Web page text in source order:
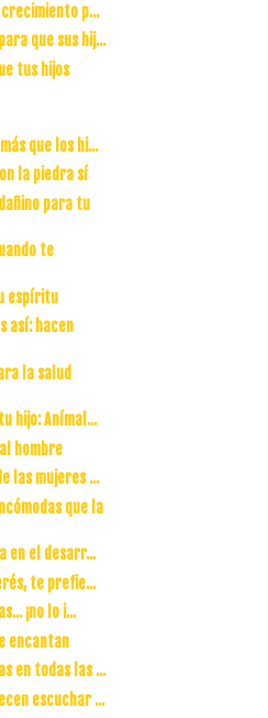
p...
que sus hij...
tus hijos
que los hi...
la piedra sí
para tu
te
espíritu
así: hacen
la salud
hijo: Anímal...
hombre
las mujeres ...
que la
en el desarr...
te prefie...
¡no lo i...
encantan
en todas las ...
escuchar ...